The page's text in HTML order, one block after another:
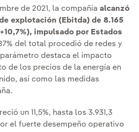
de 2021, la compañía alcanzó
explotación (Ebitda) de 8.165
impulsado por Estados
del total procedió de redes y
destaca el impacto
de los precios de la energía en
así como las medidas
un 11,5%, hasta los 3.931,3
el fuerte desempeño operativo